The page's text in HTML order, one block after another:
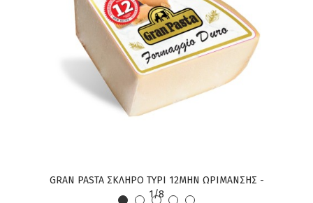
GRAN PASTA ΣΚΛΗΡΟ ΤΥΡΙ 12ΜΗΝ ΩΡΙΜΑΝΣΗΣ -
1/8